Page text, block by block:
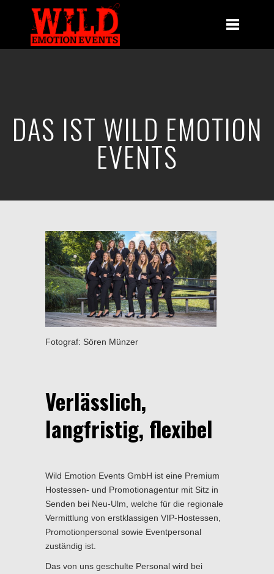
DAS IST WILD EMOTION
EVENTS
Fotograf: Sören Münzer
Verlässlich,
langfristig, flexibel
Wild Emotion Events GmbH ist eine Premium
Hostessen- und Promotionagentur mit Sitz in
Senden bei Neu-Ulm, welche für die regionale
Vermittlung von erstklassigen VIP-Hostessen,
Promotionpersonal sowie Eventpersonal
zuständig ist.
Das von uns geschulte Personal wird bei